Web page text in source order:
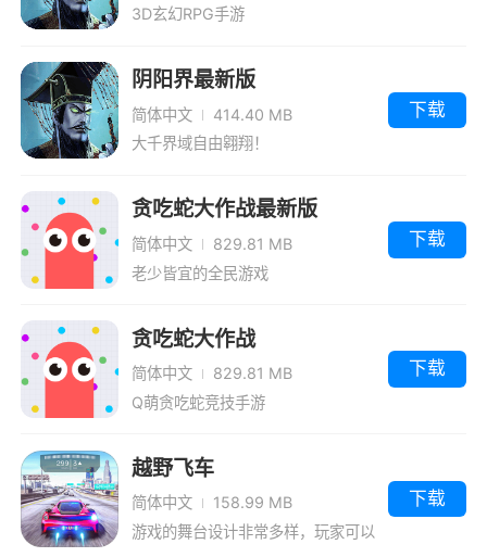
3D玄幻RPG手游
阴阳界最新版
简体中文
414.40 MB
大千界域自由翱翔！
下载
贪吃蛇大作战最新版
简体中文
829.81 MB
老少皆宜的全民游戏
下载
贪吃蛇大作战
简体中文
829.81 MB
Q萌贪吃蛇竞技手游
下载
越野飞车
简体中文
158.99 MB
游戏的舞台设计非常多样，玩家可以
下载